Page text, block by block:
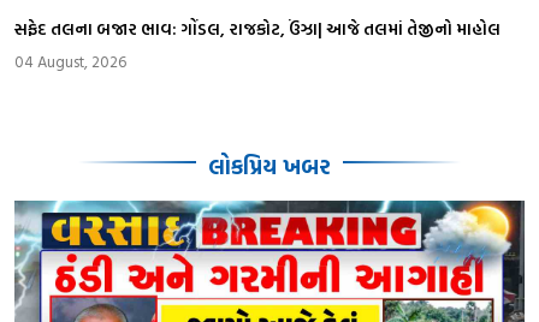
સફેદ તલના બજાર ભાવ: ગોંડલ, રાજકોટ, ઉંઝા| આજે તલમાં તેજીનો માહોલ
04 August, 2026
લોકપ્રિય ખબર